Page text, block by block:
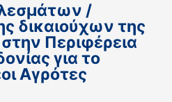
/
δικαιούχων της
Περιφέρεια
για το
Αγρότες